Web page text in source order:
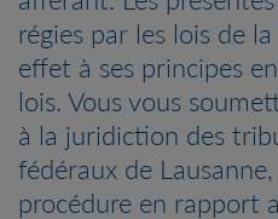
régies par les lois de
effet à ses principes
lois. Vous vous
à la juridiction des
fédéraux de
procédure en rapport